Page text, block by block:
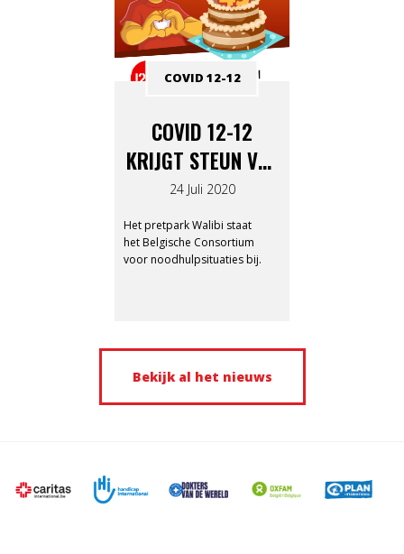
COVID 12-12
KRIJGT STEUN VAN
PRETPARK WALIBI
24 Juli 2020
Het pretpark Walibi staat
het Belgische Consortium
voor noodhulpsituaties bij.
COVID 12-12
Bekijk al het nieuws